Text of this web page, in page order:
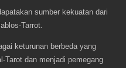
sumber kekuatan dari
Tarrot.
keturunan berbeda yang
Tarot dan menjadi pemegang